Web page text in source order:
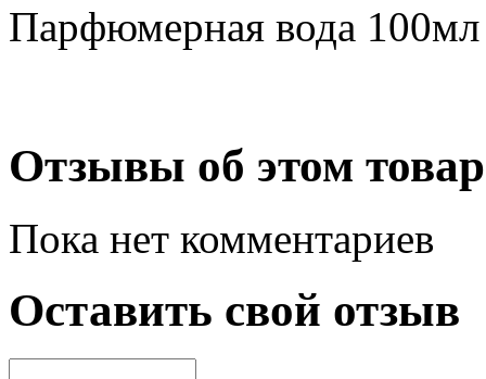
Парфюмерная вода 100мл
Отзывы об этом
Пока нет комментариев
Оставить свой отзыв